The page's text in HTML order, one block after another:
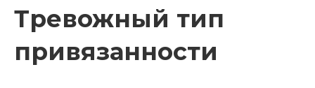
Тревожный тип
привязанности